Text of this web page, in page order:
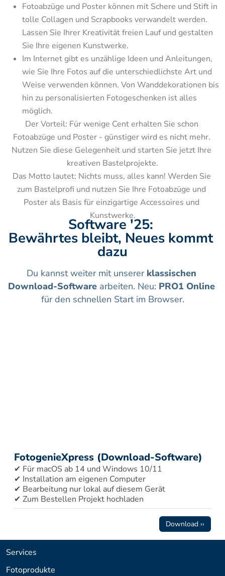
Fotoabzüge und Poster können mit Schere und Stift in
tolle Collagen und Scrapbooks verwandelt werden.
Lassen Sie Ihrer Kreativität freien Lauf und gestalten
Sie Ihre eigenen Kunstwerke.
Im Internet gibt es unzählige Ideen und Anleitungen,
wie Sie Ihre Fotos auf die unterschiedlichste Art und
Weise verwenden können. Von Wanddekorationen bis
hin zu personalisierten Fotogeschenken ist alles
möglich.
Der Vorteil: Für wenige Cent erhalten Sie schon
Fotoabzüge und Poster - günstiger wird es nicht mehr.
Nutzen Sie diese Gelegenheit und starten Sie jetzt Ihre
kreativen Bastelprojekte.
Das Motto lautet: Nichts muss, alles kann! Werden Sie
zum Bastelprofi und nutzen Sie Ihre Fotoabzüge und
Poster als Basis für einzigartige Accessoires und
Kunstwerke.
Software '25:
Bewährtes bleibt, Neues kommt
dazu
Du kannst weiter mit unserer klassischen
Download-Software arbeiten. Neu: PRO1 Online
für den schnellen Start im Browser.
FotogenieXpress (Download-Software)
✔ Für macOS ab 14 und Windows 10/11
✔ Installation am eigenen Computer
✔ Bearbeitung nur lokal auf diesem Gerät
✔ Zum Bestellen Projekt hochladen
Download ››
Services
Fotoprodukte